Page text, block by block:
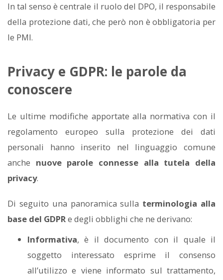
In tal senso è centrale il ruolo del DPO, il responsabile
della protezione dati, che però non è obbligatoria per
le PMI.
Privacy e GDPR: le parole da
conoscere
Le ultime modifiche apportate alla normativa con il
regolamento europeo sulla protezione dei dati
personali hanno inserito nel linguaggio comune
anche nuove parole connesse alla tutela della
privacy.
Di seguito una panoramica sulla terminologia alla
base del GDPRe degli obblighi che ne derivano:
Informativa, è il documento con il quale il
soggetto interessato esprime il consenso
all’utilizzo e viene informato sul trattamento,